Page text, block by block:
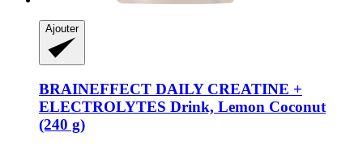
Ajouter
BRAINEFFECT DAILY CREATINE +
ELECTROLYTES Drink, Lemon Coconut
(240 g)